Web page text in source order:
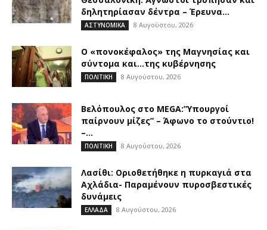
δηλητηρίασαν δέντρα – Έρευνα...
ΑΣΤΥΝΟΜΙΚΑ 8 Αυγούστου, 2026
Ο «πονοκέφαλος» της Μαγνησίας και
σύντομα και…της κυβέρνησης
ΠΟΛΙΤΙΚΗ 8 Αυγούστου, 2026
Βελόπουλος στο MEGA:”Υπουργοί
παίρνουν μίζες” – Άφωνο το στούντιο!
–...
ΠΟΛΙΤΙΚΗ 8 Αυγούστου, 2026
Λασίθι: Οριοθετήθηκε η πυρκαγιά στα
Αχλάδια- Παραμένουν πυροσβεστικές
δυνάμεις
ΕΛΛΑΔΑ 8 Αυγούστου, 2026